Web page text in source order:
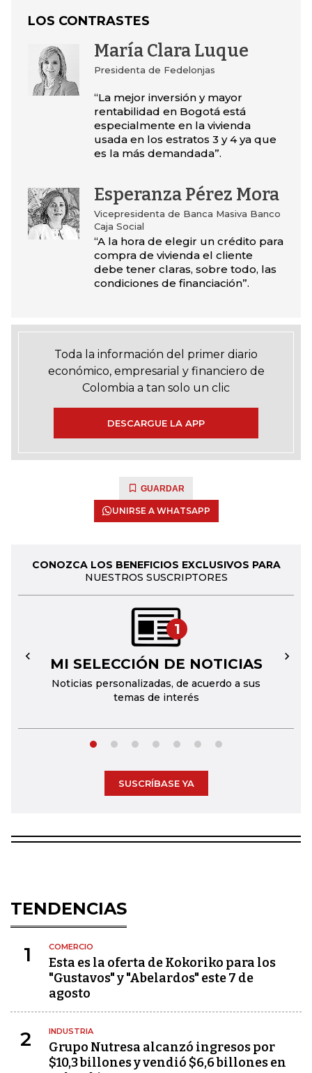
LOS CONTRASTES
María Clara Luque
Presidenta de Fedelonjas
“La mejor inversión y mayor
rentabilidad en Bogotá está
especialmente en la vivienda
usada en los estratos 3 y 4 ya que
es la más demandada”.
Esperanza Pérez Mora
Vicepresidenta de Banca Masiva Banco
Caja Social
“A la hora de elegir un crédito para
compra de vivienda el cliente
debe tener claras, sobre todo, las
condiciones de financiación”.
Toda la información del primer diario
económico, empresarial y financiero de
Colombia a tan solo un clic
DESCARGUE LA APP
GUARDAR
UNIRSE A WHATSAPP
CONOZCA LOS BENEFICIOS EXCLUSIVOS PARA
NUESTROS SUSCRIPTORES
1
MI SELECCIÓN DE NOTICIAS
Noticias personalizadas, de acuerdo a sus
temas de interés
← →
SUSCRÍBASE YA
TENDENCIAS
1 COMERCIO
Esta es la oferta de Kokoriko para los
"Gustavos" y "Abelardos" este 7 de
agosto
2 INDUSTRIA
Grupo Nutresa alcanzó ingresos por
$10,3 billones y vendió $6,6 billones en